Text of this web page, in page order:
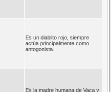
Es un diablito rojo, siempre
actúa principalmente como
antogonista.
Es la madre humana de Vaca y